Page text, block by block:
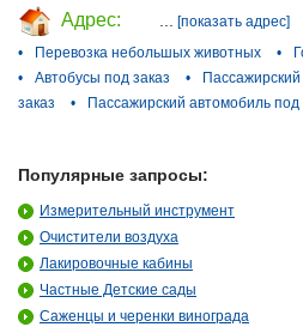
Адрес:
[показать адрес]
•
Перевозка небольшых животных •
•
Автобусы под заказ •
заказ
• Пассажирский автомобиль под
Популярные запросы:
Измерительный инструмент
Очистители воздуха
Лакировочные кабины
Частные Детские сады
Саженцы и черенки винограда